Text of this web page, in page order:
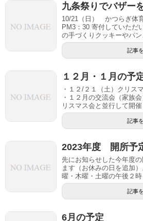
九条祭りでバザー
10/21（日） かつらぎ体
PM3：30 寄付していただ
の手づくりクッキーやパン
記事
１２月・１月の予
・１２/２１（土）クリス
・１２月の交流会（家族
リスマス会と並行して開
記事
2023年度 開所予
先にお知らせした今年度
ます（お休みの日を追加
曜・木曜・土曜の午後２
記事
6月の予定